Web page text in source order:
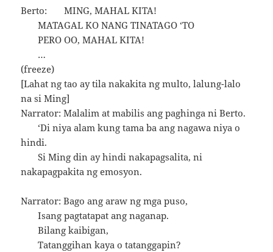
Berto: MING, MAHAL KITA!
MATAGAL KO NANG TINATAGO ‘TO
PERO OO, MAHAL KITA!
…
(freeze)
[Lahat ng tao ay tila nakakita ng multo, lalung-lalo
na si Ming]
Narrator: Malalim at mabilis ang paghinga ni Berto.
‘Di niya alam kung tama ba ang nagawa niya o
hindi.
Si Ming din ay hindi nakapagsalita, ni
nakapagpakita ng emosyon.
Narrator: Bago ang araw ng mga puso,
Isang pagtatapat ang naganap.
Bilang kaibigan,
Tatanggihan kaya o tatanggapin?